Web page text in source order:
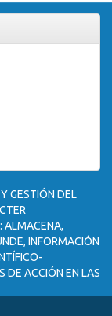
GESTIÓN DEL
ALMACENA,
INFORMACIÓN
DE ACCIÓN EN LAS